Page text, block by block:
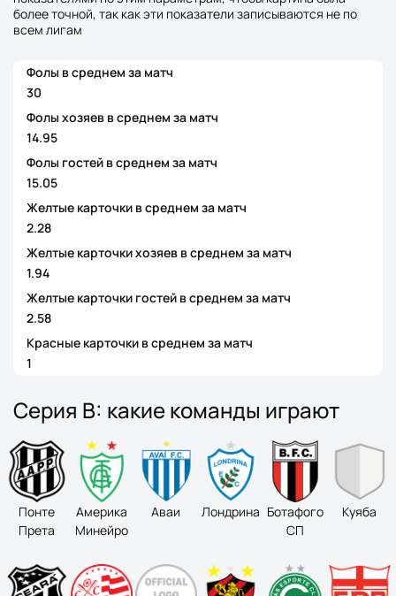
более точной, так как эти показатели записываются не по
всем лигам
Фолы в среднем за матч
30
Фолы хозяев в среднем за матч
14.95
Фолы гостей в среднем за матч
15.05
Желтые карточки в среднем за матч
2.28
Желтые карточки хозяев в среднем за матч
1.94
Желтые карточки гостей в среднем за матч
2.58
Красные карточки в среднем за матч
1
Серия B: какие команды играют
Понте
Прета
Америка
Минейро
Аваи Лондрина Ботафого
СП
Kуяба